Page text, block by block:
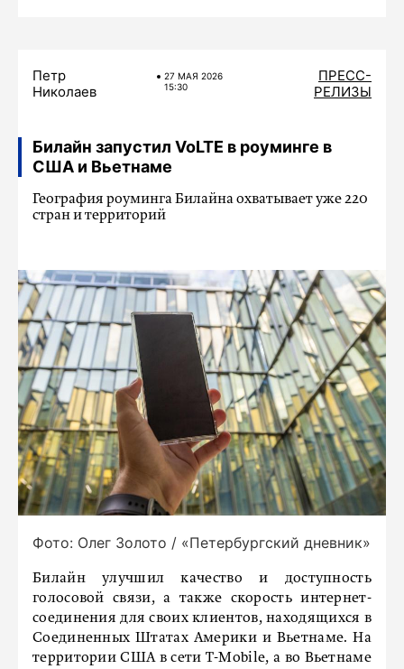
Петр
Николаев
27 МАЯ 2026
15:30
ПРЕСС-
РЕЛИЗЫ
Билайн запустил VoLTE в роуминге в
США и Вьетнаме
География роуминга Билайна охватывает уже 220
стран и территорий
Фото: Олег Золото / «Петербургский дневник»
Билайн улучшил качество и доступность
голосовой связи, а также скорость интернет-
соединения для своих клиентов, находящихся в
Соединенных Штатах Америки и Вьетнаме. На
территории США в сети T-Mobile, а во Вьетнаме